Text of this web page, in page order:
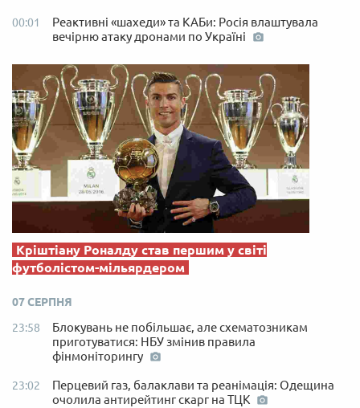
00:01
Реактивні «шахеди» та КАБи: Росія влаштувала
вечірню атаку дронами по Україні
Кріштіану Роналду став першим у світі
футболістом-мільярдером
07 СЕРПНЯ
23:58
Блокувань не побільшає, але схематозникам
приготуватися: НБУ змінив правила
фінмоніторингу
23:02
Перцевий газ, балаклави та реанімація: Одещина
очолила антирейтинг скарг на ТЦК